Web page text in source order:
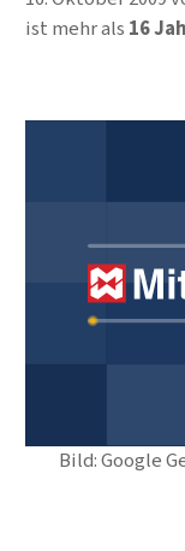
Bild: Google
ist mehr als 16